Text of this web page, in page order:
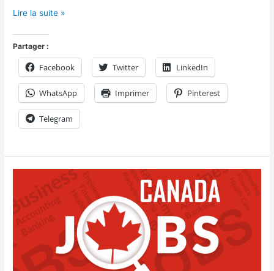
Lire la suite »
Partager :
Facebook Twitter LinkedIn
WhatsApp Imprimer Pinterest
Telegram